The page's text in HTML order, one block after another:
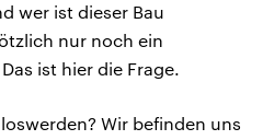
wer ist dieser Bau
nur noch ein
ist hier die Frage.
Wir befinden uns